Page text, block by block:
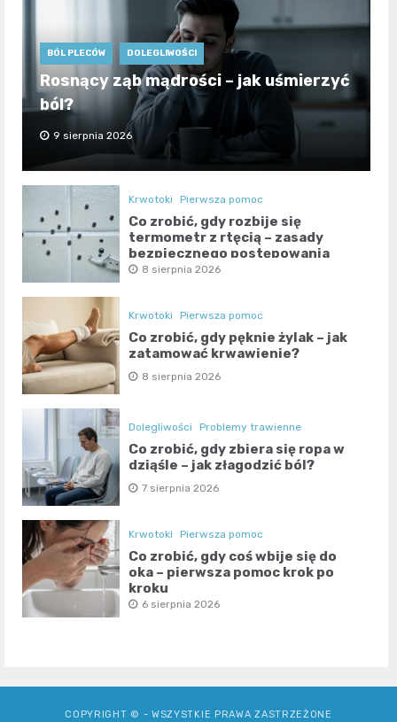
BÓL PLECÓW DOLEGLIWOŚCI
Rosnący ząb mądrości – jak uśmierzyć
ból?
9 sierpnia 2026
Krwotoki Pierwsza pomoc
Co zrobić, gdy rozbije się
termometr z rtęcią – zasady
bezpiecznego postępowania
8 sierpnia 2026
Krwotoki Pierwsza pomoc
Co zrobić, gdy pęknie żylak – jak
zatamować krwawienie?
8 sierpnia 2026
Dolegliwości Problemy trawienne
Co zrobić, gdy zbiera się ropa w
dziąśle – jak złagodzić ból?
7 sierpnia 2026
Krwotoki Pierwsza pomoc
Co zrobić, gdy coś wbije się do
oka – pierwsza pomoc krok po
kroku
6 sierpnia 2026
COPYRIGHT © - WSZYSTKIE PRAWA ZASTRZEŻONE